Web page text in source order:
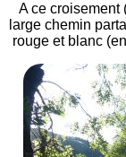
A ce croisement
large chemin
rouge et blanc